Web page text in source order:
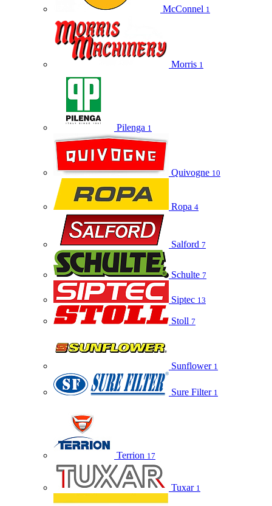
McConnel 1
Morris 1
Pilenga 1
Quivogne 10
Ropa 4
Salford 7
Schulte 7
Siptec 13
Stoll 7
Sunflower 1
Sure Filter 1
Terrion 17
Tuxar 1